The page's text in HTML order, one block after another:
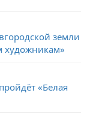
земли
художникам»
«Белая